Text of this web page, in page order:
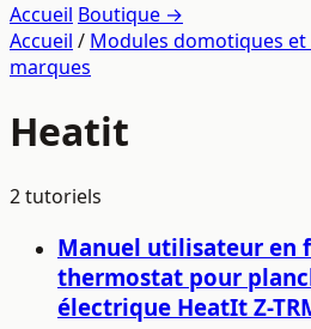
Accueil Boutique →
Accueil / Modules domotiques et
marques
Heatit
2 tutoriels
Manuel utilisateur en
thermostat pour
électrique HeatIt Z-